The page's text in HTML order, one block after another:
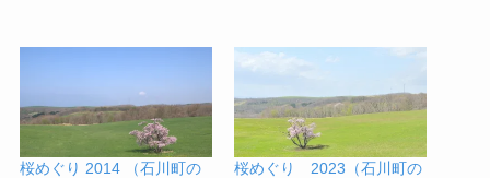
桜めぐり 2014 （石川町の
桜めぐり 2023（石川町の